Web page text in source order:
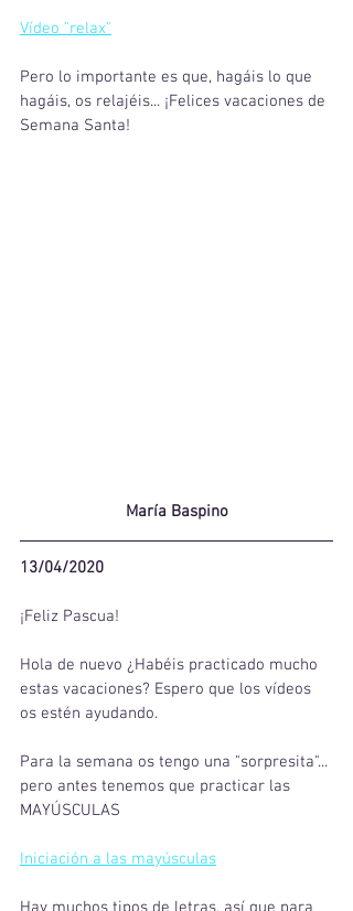
Vídeo "relax"
Pero lo importante es que, hagáis lo que
hagáis, os relajéis... ¡Felices vacaciones de
Semana Santa!
María Baspino
13/04/2020
¡Feliz Pascua!
Hola de nuevo ¿Habéis practicado mucho
estas vacaciones? Espero que los vídeos
os estén ayudando.
Para la semana os tengo una "sorpresita"...
pero antes tenemos que practicar las
MAYÚSCULAS
Iniciación a las mayúsculas